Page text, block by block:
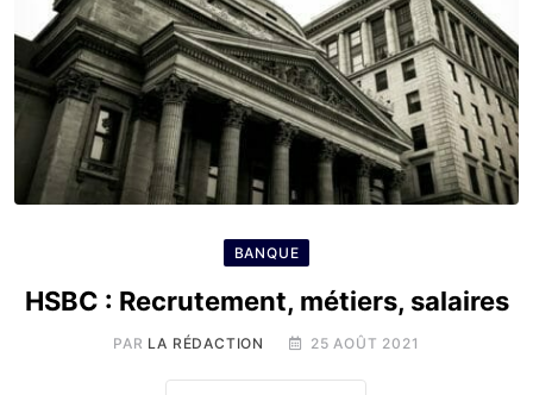
BANQUE
HSBC : Recrutement, métiers, salaires
PAR LA RÉDACTION 25 AOÛT 2021